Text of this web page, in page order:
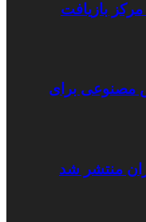
بازیافت
مصنوعی برای
منتشر شد